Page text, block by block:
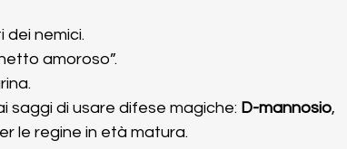
dei nemici.
amoroso”.
saggi di usare difese magiche: D-mannosio,
le regine in età matura.